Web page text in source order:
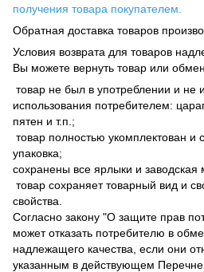
получения товара покупателем.
Обратная доставка товаров
Условия возврата для товаров
Вы можете вернуть товар или
товар не был в употреблении и не
использования потребителем:
пятен и т.п.;
товар полностью укомплектован и
упаковка;
сохранены все ярлыки и заводская
товар сохраняет товарный вид и
свойства.
Согласно закону "О защите прав
может отказать потребителю в
надлежащего качества, если они
указанным в действующем